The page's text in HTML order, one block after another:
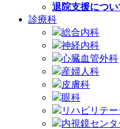
退院支援につい
診療科
総合内科
神経内科
心臓血管外科
産婦人科
皮膚科
眼科
リハビリテ
内視鏡センタ